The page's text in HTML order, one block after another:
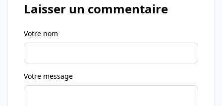
Laisser un commentaire
Votre nom
Votre message